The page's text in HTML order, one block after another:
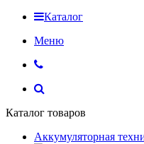
Каталог
Меню
Каталог товаров
Аккумуляторная